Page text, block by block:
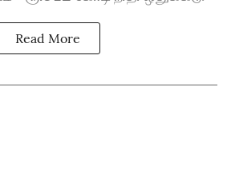
Read More